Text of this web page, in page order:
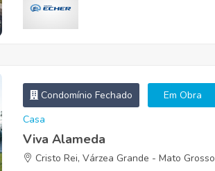
Condomínio Fechado Em Obra
Casa
Viva Alameda
Cristo Rei, Várzea Grande - Mato Grosso